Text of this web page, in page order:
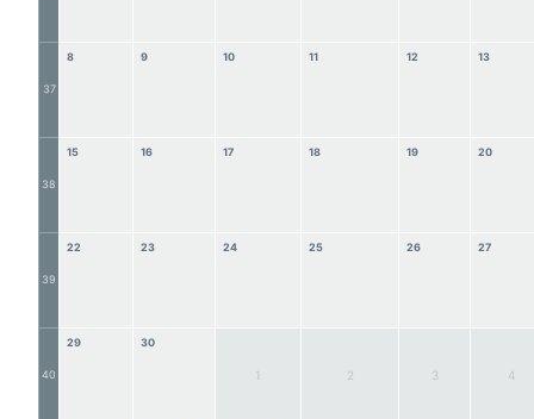
37
8 9 10 11 12 13
38
15 16 17 18 19 20
39
22 23 24 25 26 27
40
29 30
1 2 3 4